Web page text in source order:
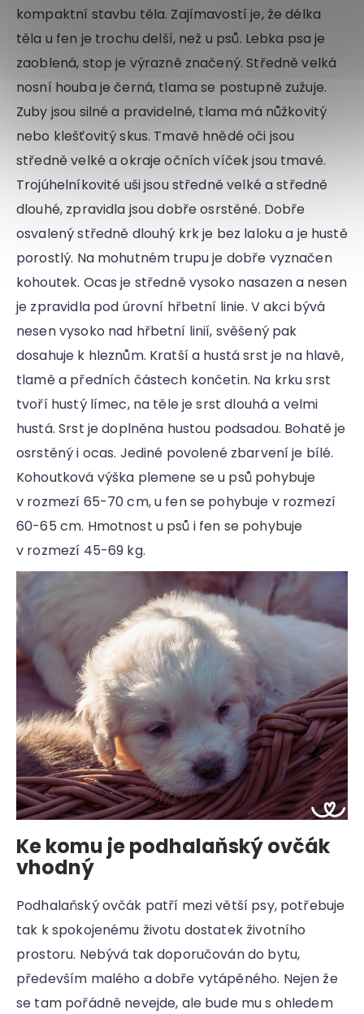
kompaktní stavbu těla. Zajímavostí je, že délka
těla u fen je trochu delší, než u psů. Lebka psa je
zaoblená, stop je výrazně značený. Středně velká
nosní houba je černá, tlama se postupně zužuje.
Zuby jsou silné a pravidelné, tlama má nůžkovitý
nebo klešťovitý skus. Tmavě hnědé oči jsou
středně velké a okraje očních víček jsou tmavé.
Trojúhelníkovité uši jsou středně velké a středně
dlouhé, zpravidla jsou dobře osrstěné. Dobře
osvalený středně dlouhý krk je bez laloku a je hustě
porostlý. Na mohutném trupu je dobře vyznačen
kohoutek. Ocas je středně vysoko nasazen a nesen
je zpravidla pod úrovní hřbetní linie. V akci bývá
nesen vysoko nad hřbetní linií, svěšený pak
dosahuje k hleznům. Kratší a hustá srst je na hlavě,
tlamě a předních částech končetin. Na krku srst
tvoří hustý límec, na těle je srst dlouhá a velmi
hustá. Srst je doplněna hustou podsadou. Bohatě je
osrstěný i ocas. Jediné povolené zbarvení je bílé.
Kohoutková výška plemene se u psů pohybuje
v rozmezí 65-70 cm, u fen se pohybuje v rozmezí
60-65 cm. Hmotnost u psů i fen se pohybuje
v rozmezí 45-69 kg.
Ke komu je podhalaňský ovčák
vhodný
Podhalaňský ovčák patří mezi větší psy, potřebuje
tak k spokojenému životu dostatek životního
prostoru. Nebývá tak doporučován do bytu,
především malého a dobře vytápěného. Nejen že
se tam pořádně nevejde, ale bude mu s ohledem